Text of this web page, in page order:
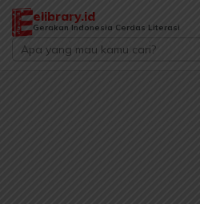
Lewati
konten
elibrary.id
Gerakan Indonesia Cerdas Literasi
Search
...